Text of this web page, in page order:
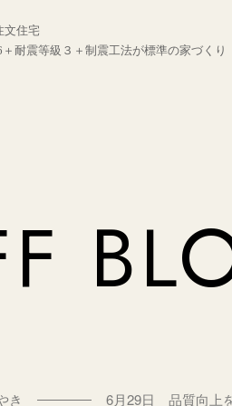
文住宅
＋耐震等級３＋制震工法が標準の家づくり
き 6月29日 品質向上